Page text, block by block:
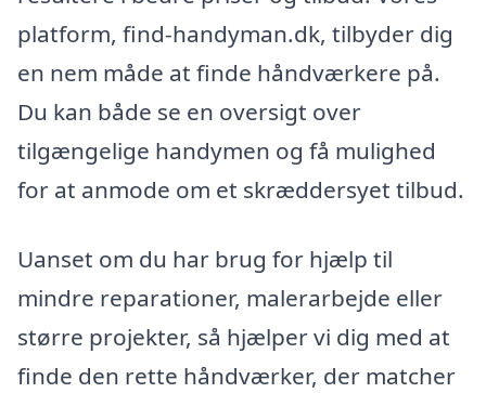
platform, find-handyman.dk, tilbyder dig
en nem måde at finde håndværkere på.
Du kan både se en oversigt over
tilgængelige handymen og få mulighed
for at anmode om et skræddersyet tilbud.
Uanset om du har brug for hjælp til
mindre reparationer, malerarbejde eller
større projekter, så hjælper vi dig med at
finde den rette håndværker, der matcher